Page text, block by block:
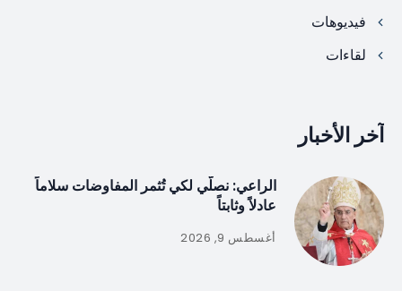
فيديوهات
لقاءات
آخر الأخبار
الراعي: نصلّي لكي تُثمر المفاوضات سلاماً
عادلاً وثابتاً
أغسطس 9, 2026